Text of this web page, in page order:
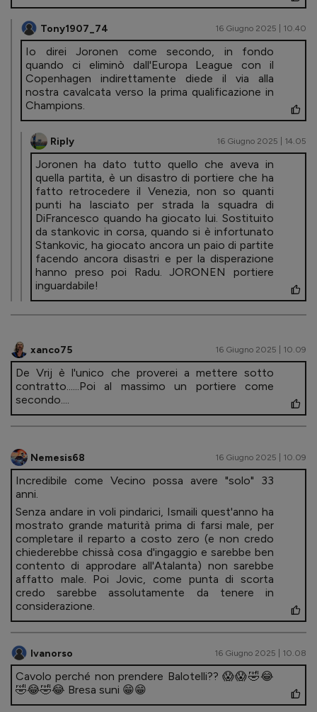
Tony1907_74 16 Giugno 2025 | 10.40
Io direi Joronen come secondo, in fondo
quando ci eliminò dall'Europa League con il
Copenhagen indirettamente diede il via alla
nostra cavalcata verso la prima qualificazione in
Champions.
Riply 16 Giugno 2025 | 14.05
Joronen ha dato tutto quello che aveva in
quella partita, è un disastro di portiere che ha
fatto retrocedere il Venezia, non so quanti
punti ha lasciato per strada la squadra di
DiFrancesco quando ha giocato lui. Sostituito
da stankovic in corsa, quando si è infortunato
Stankovic, ha giocato ancora un paio di partite
facendo ancora disastri e per la disperazione
hanno preso poi Radu. JORONEN portiere
inguardabile!
xanco75 16 Giugno 2025 | 10.09
De Vrij è l'unico che proverei a mettere sotto
contratto......Poi al massimo un portiere come
secondo....
Nemesis68 16 Giugno 2025 | 10.09
Incredibile come Vecino possa avere "solo" 33
anni.
Senza andare in voli pindarici, Ismaili quest'anno ha
mostrato grande maturità prima di farsi male, per
completare il reparto a costo zero (e non credo
chiederebbe chissà cosa d'ingaggio e sarebbe ben
contento di approdare all'Atalanta) non sarebbe
affatto male. Poi Jovic, come punta di scorta
credo sarebbe assolutamente da tenere in
considerazione.
Ivanorso 16 Giugno 2025 | 10.08
Cavolo perché non prendere Balotelli?? 😱😱🤣😂
🤣😂🤣😂 Bresa suni 😁😁